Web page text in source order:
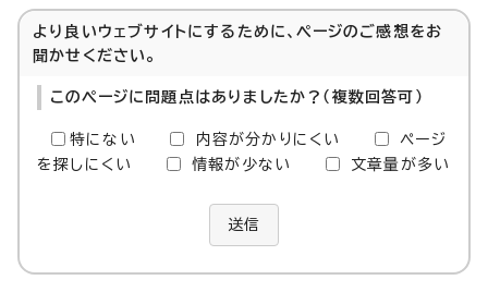
より良いウェブサイトにするために、ページのご感想をお
聞かせください。
このページに問題点はありましたか？（複数回答可）
特にない 内容が分かりにくい
ページ
を探しにくい
情報が少ない 文章量が多い
送信